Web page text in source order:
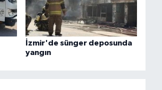
İzmir'de sünger deposunda
yangın